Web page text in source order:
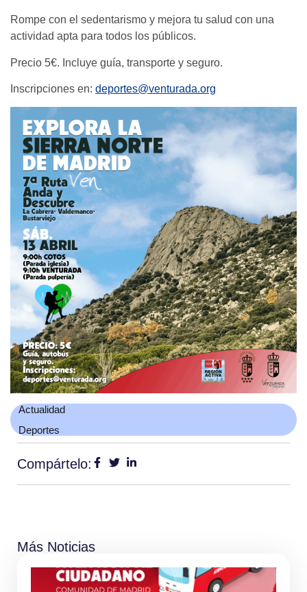
Rompe con el sedentarismo y mejora tu salud con una
actividad apta para todos los públicos.
Precio 5€. Incluye guía, transporte y seguro.
Inscripciones en: deportes@venturada.org
Actualidad
Deportes
Compártelo:
Más Noticias